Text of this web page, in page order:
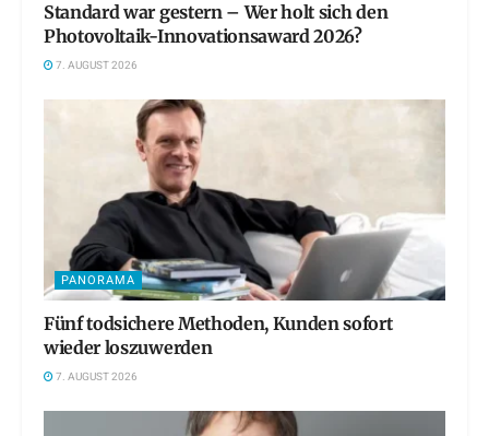
Standard war gestern – Wer holt sich den
Photovoltaik-Innovationsaward 2026?
7. AUGUST 2026
PANORAMA
Fünf todsichere Methoden, Kunden sofort
wieder loszuwerden
7. AUGUST 2026